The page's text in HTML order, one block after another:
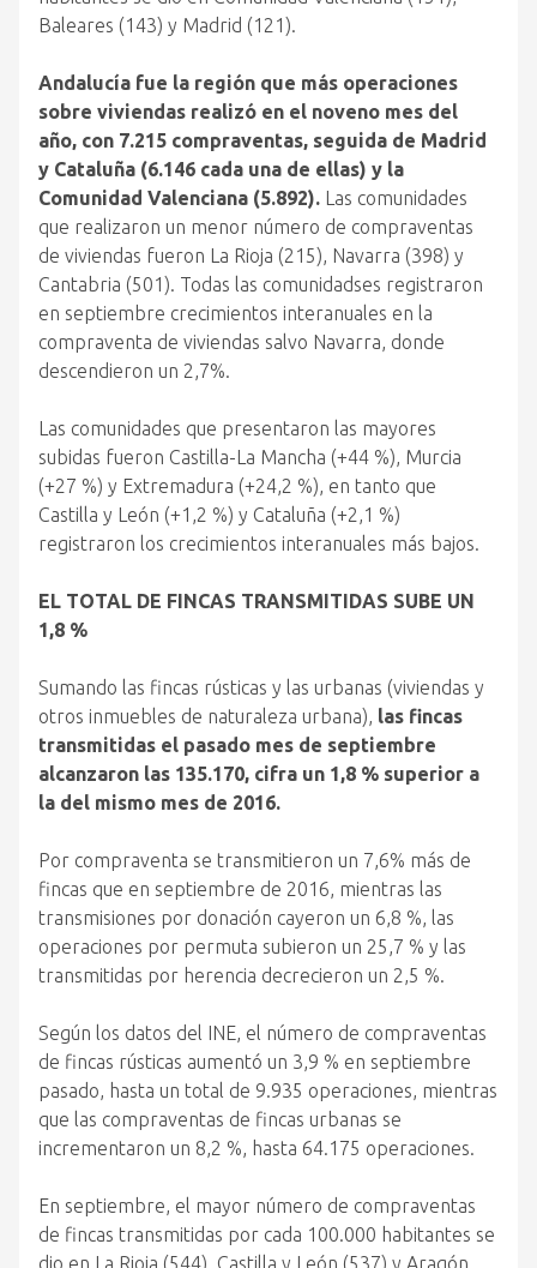
Baleares (143) y Madrid (121).
Andalucía fue la región que más operaciones
sobre viviendas realizó en el noveno mes del
año, con 7.215 compraventas, seguida de Madrid
y Cataluña (6.146 cada una de ellas) y la
Comunidad Valenciana (5.892). Las comunidades
que realizaron un menor número de compraventas
de viviendas fueron La Rioja (215), Navarra (398) y
Cantabria (501). Todas las comunidadses registraron
en septiembre crecimientos interanuales en la
compraventa de viviendas salvo Navarra, donde
descendieron un 2,7%.
Las comunidades que presentaron las mayores
subidas fueron Castilla-La Mancha (+44 %), Murcia
(+27 %) y Extremadura (+24,2 %), en tanto que
Castilla y León (+1,2 %) y Cataluña (+2,1 %)
registraron los crecimientos interanuales más bajos.
EL TOTAL DE FINCAS TRANSMITIDAS SUBE UN
1,8 %
Sumando las fincas rústicas y las urbanas (viviendas y
otros inmuebles de naturaleza urbana), las fincas
transmitidas el pasado mes de septiembre
alcanzaron las 135.170, cifra un 1,8 % superior a
la del mismo mes de 2016.
Por compraventa se transmitieron un 7,6% más de
fincas que en septiembre de 2016, mientras las
transmisiones por donación cayeron un 6,8 %, las
operaciones por permuta subieron un 25,7 % y las
transmitidas por herencia decrecieron un 2,5 %.
Según los datos del INE, el número de compraventas
de fincas rústicas aumentó un 3,9 % en septiembre
pasado, hasta un total de 9.935 operaciones, mientras
que las compraventas de fincas urbanas se
incrementaron un 8,2 %, hasta 64.175 operaciones.
En septiembre, el mayor número de compraventas
de fincas transmitidas por cada 100.000 habitantes se
dio en La Rioja (544), Castilla y León (537) y Aragón